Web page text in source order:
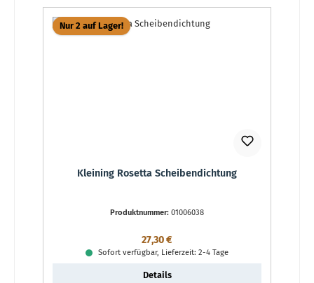
Nur 2 auf Lager!
Kleining Rosetta Scheibendichtung
Produktnummer: 01006038
Regulärer Preis:
27,30 €
Sofort verfügbar, Lieferzeit: 2-4 Tage
Details